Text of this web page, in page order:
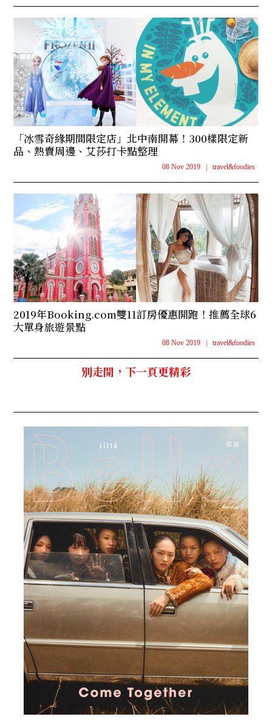
「冰雪奇緣期間限定店」北中南開幕！300樣限定新
品、熱賣周邊、艾莎打卡點整理
08 Nov 2019 | travel&foodies
2019年Booking.com雙11訂房優惠開跑！推薦全球6
大單身旅遊景點
08 Nov 2019 | travel&foodies
別走開，下一頁更精彩